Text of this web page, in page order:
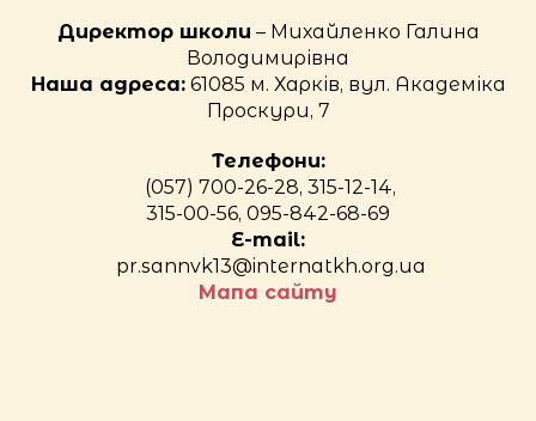
Директор школи – Михайленко Галина
Володимирівна
Наша адреса:61085 м. Харків, вул. Академіка
Проскури, 7
Телефони:
(057) 700-26-28, 315-12-14,
315-00-56, 095-842-68-69
E-mail:
pr.sannvk13@internatkh.org.ua
Мапа сайту